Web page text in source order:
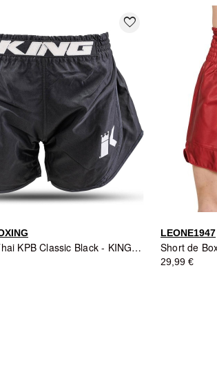
favorite_border
Short Muay Thai KPB Classic Black - KING PRO BOXING
LEONE1947
29,99 €